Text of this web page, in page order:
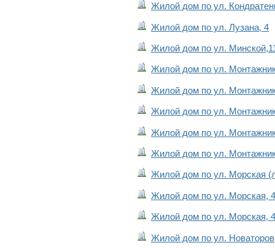
Жилой дом по ул.
Жилой дом по ул. Лузана, 4
Жилой дом по ул.
Жилой дом по ул.
Жилой дом по ул.
Жилой дом по ул.
Жилой дом по ул.
Жилой дом по ул.
Жилой дом по ул. Морская
Жилой дом по ул. Морская,
Жилой дом по ул. Морская,
Жилой дом по ул. Новаторов